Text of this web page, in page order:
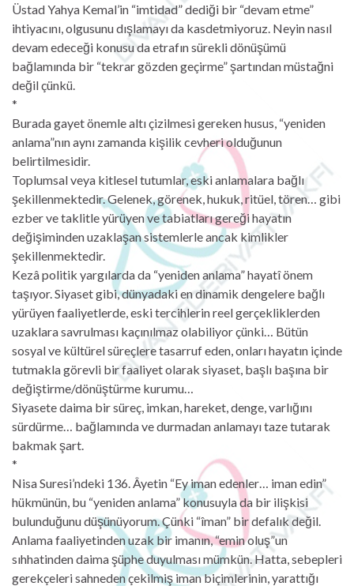
Üstad Yahya Kemal’in “imtidad” dediği bir “devam etme”
ihtiyacını, olgusunu dışlamayı da kasdetmiyoruz. Neyin nasıl
devam edeceği konusu da etrafın sürekli dönüşümü
bağlamında bir “tekrar gözden geçirme” şartından müstağni
değil çünkü.
*
Burada gayet önemle altı çizilmesi gereken husus, “yeniden
anlama”nın aynı zamanda kişilik cevheri olduğunun
belirtilmesidir.
Toplumsal veya kitlesel tutumlar, eski anlamalara bağlı
şekillenmektedir. Gelenek, görenek, hukuk, ritüel, tören… gibi
ezber ve taklitle yürüyen ve tabiatları gereği hayatın
değişiminden uzaklaşan sistemlerle ancak kimlikler
şekillenmektedir.
Kezâ politik yargılarda da “yeniden anlama” hayatî önem
taşıyor. Siyaset gibi, dünyadaki en dinamik dengelere bağlı
yürüyen faaliyetlerde, eski tercihlerin reel gerçekliklerden
uzaklara savrulması kaçınılmaz olabiliyor çünki… Bütün
sosyal ve kültürel süreçlere tasarruf eden, onları hayatın içinde
tutmakla görevli bir faaliyet olarak siyaset, başlı başına bir
değiştirme/dönüştürme kurumu…
Siyasete daima bir süreç, imkan, hareket, denge, varlığını
sürdürme… bağlamında ve durmadan anlamayı taze tutarak
bakmak şart.
*
Nisa Suresi’ndeki 136. Âyetin “Ey iman edenler… iman edin”
hükmünün, bu “yeniden anlama” konusuyla da bir ilişkisi
bulunduğunu düşünüyorum. Çünki “îman” bir defalık değil.
Anlama faaliyetinden uzak bir imanın, “emin oluş”un
sıhhatinden daima şüphe duyulması mümkün. Hatta, sebepleri
gerekçeleri sahneden çekilmiş iman biçimlerinin, yarattığı